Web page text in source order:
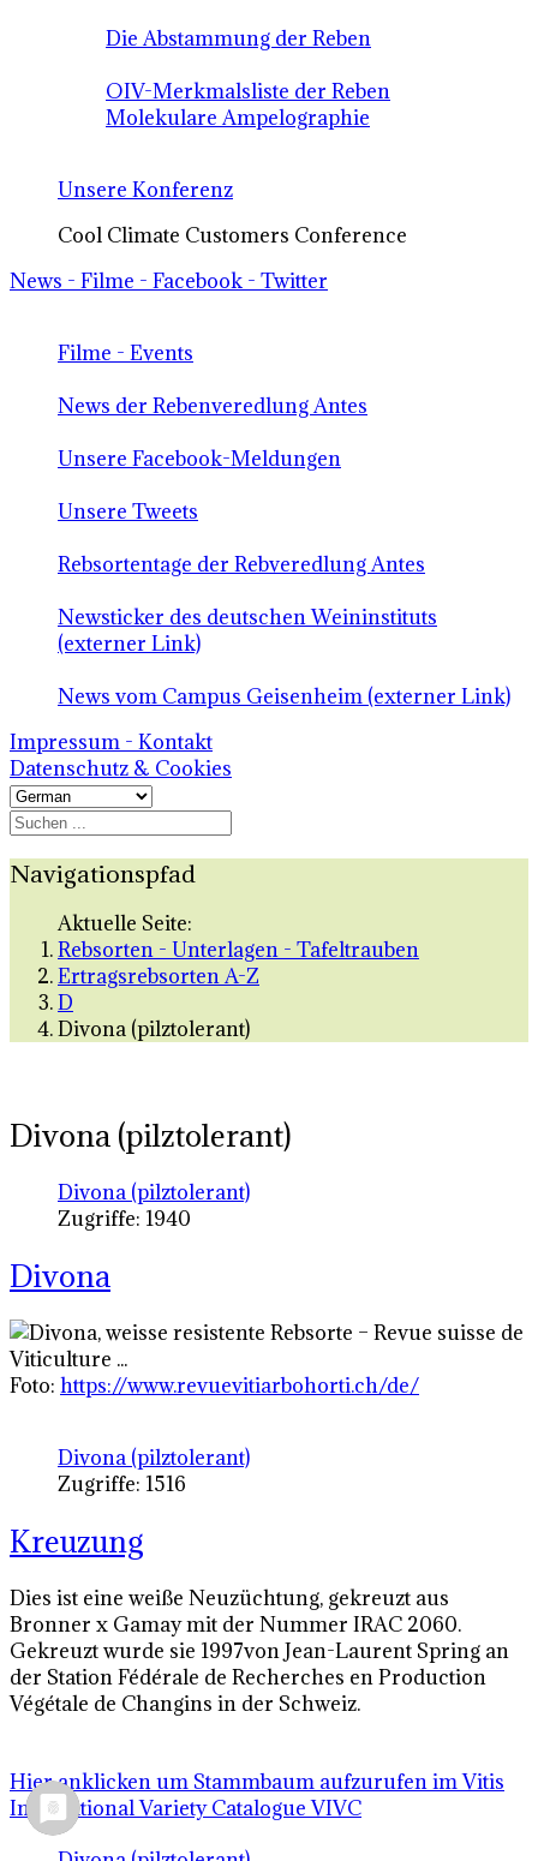
Die Abstammung der Reben
OIV-Merkmalsliste der Reben
Molekulare Ampelographie
Unsere Konferenz
Cool Climate Customers Conference
News - Filme - Facebook - Twitter
Filme - Events
News der Rebenveredlung Antes
Unsere Facebook-Meldungen
Unsere Tweets
Rebsortentage der Rebveredlung Antes
Newsticker des deutschen Weininstituts
(externer Link)
News vom Campus Geisenheim (externer Link)
Impressum - Kontakt
Datenschutz & Cookies
Navigationspfad
Aktuelle Seite:
Rebsorten - Unterlagen - Tafeltrauben
Ertragsrebsorten A-Z
D
Divona (pilztolerant)
Divona (pilztolerant)
Divona (pilztolerant)
Zugriffe: 1940
Divona
Foto: https://www.revuevitiarbohorti.ch/de/
Divona (pilztolerant)
Zugriffe: 1516
Kreuzung
Dies ist eine weiße Neuzüchtung, gekreuzt aus
Bronner x Gamay mit der Nummer IRAC 2060.
Gekreuzt wurde sie 1997von Jean-Laurent Spring an
der Station Fédérale de Recherches en Production
Végétale de Changins in der Schweiz.
Hier anklicken um Stammbaum aufzurufen im Vitis
International Variety Catalogue VIVC